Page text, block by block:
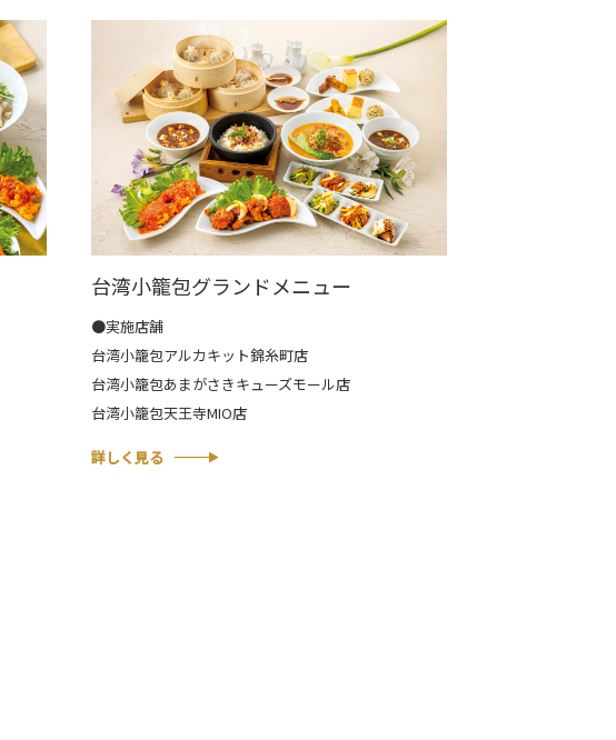
台湾小籠包グランドメニュー
●実施店舗
台湾小籠包アルカキット錦糸町店
台湾小籠包あまがさきキューズモール店
台湾小籠包天王寺MIO店
詳しく見る